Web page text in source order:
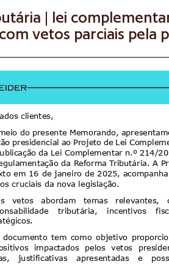
| lei
vetos parciais pela